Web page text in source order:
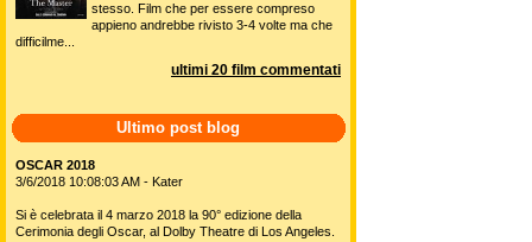
stesso. Film che per essere compreso
appieno andrebbe rivisto 3-4 volte ma che
difficilme...
ultimi 20 film commentati
Ultimo post blog
OSCAR 2018
3/6/2018 10:08:03 AM - Kater
Si è celebrata il 4 marzo 2018 la 90° edizione della
Cerimonia degli Oscar, al Dolby Theatre di Los Angeles.